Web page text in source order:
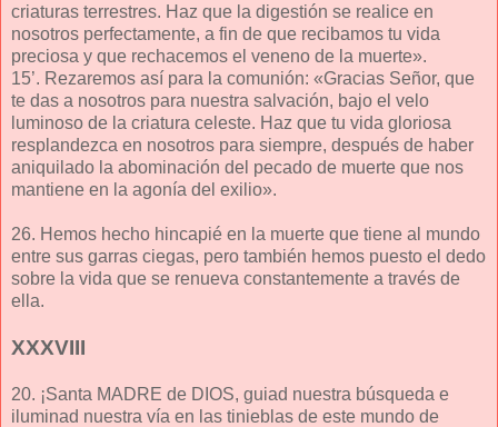
criaturas terrestres. Haz que la digestión se realice en
nosotros perfectamente, a fin de que recibamos tu vida
preciosa y que rechacemos el veneno de la muerte».
15’. Rezaremos así para la comunión: «Gracias Señor, que
te das a nosotros para nuestra salvación, bajo el velo
luminoso de la criatura celeste. Haz que tu vida gloriosa
resplandezca en nosotros para siempre, después de haber
aniquilado la abominación del pecado de muerte que nos
mantiene en la agonía del exilio».
26. Hemos hecho hincapié en la muerte que tiene al mundo
entre sus garras ciegas, pero también hemos puesto el dedo
sobre la vida que se renueva constantemente a través de
ella.
XXXVIII
20. ¡Santa MADRE de DIOS, guiad nuestra búsqueda e
iluminad nuestra vía en las tinieblas de este mundo de